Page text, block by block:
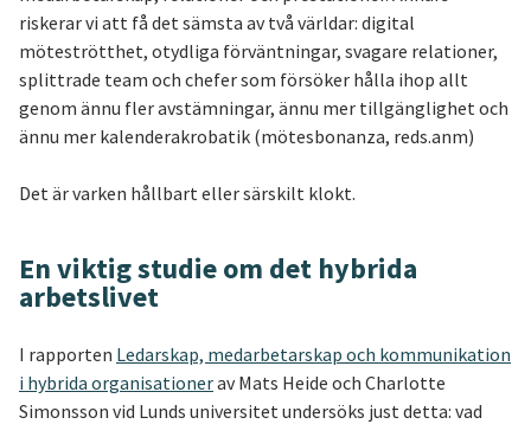
riskerar vi att få det sämsta av två världar: digital
möteströtthet, otydliga förväntningar, svagare relationer,
splittrade team och chefer som försöker hålla ihop allt
genom ännu fler avstämningar, ännu mer tillgänglighet och
ännu mer kalenderakrobatik (mötesbonanza, reds.anm)
Det är varken hållbart eller särskilt klokt.
En viktig studie om det hybrida
arbetslivet
I rapporten Ledarskap, medarbetarskap och kommunikation
i hybrida organisationerav Mats Heide och Charlotte
Simonsson vid Lunds universitet undersöks just detta: vad